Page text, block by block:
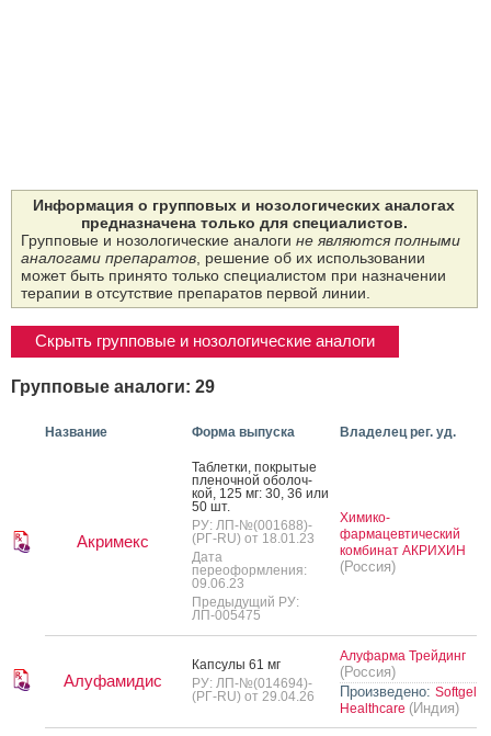
Информация о групповых и нозологических аналогах
предназначена только для специалистов.
Групповые и нозологические аналоги не являются полными
аналогами препаратов, решение об их использовании
может быть принято только специалистом при назначении
терапии в отсутствие препаратов первой линии.
Скрыть групповые и нозологические аналоги
Групповые аналоги: 29
Название Форма выпуска Владелец рег. уд.
Акримекс
Таб­летки, пок­ры­тые
пле­ноч­ной обо­лоч­
кой, 125 мг: 30, 36 или
50 шт.
РУ: ЛП-№(001688)-
(РГ-RU) от 18.01.23
Дата
переоформления:
09.06.23
Предыдущий РУ:
ЛП-005475
Химико-
фармацевтический
комбинат АКРИХИН
(Россия)
Алуфамидис
Кап­су­лы 61 мг
РУ: ЛП-№(014694)-
(РГ-RU) от 29.04.26
Алуфарма Трейдинг
(Россия)
Произведено: Softgel
Healthcare (Индия)